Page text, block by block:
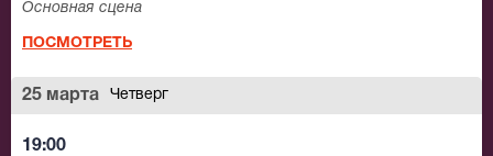
Основная сцена
ПОСМОТРЕТЬ
25 марта Четверг
19:00